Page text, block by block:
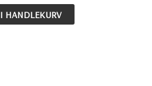
HANDLEKURV